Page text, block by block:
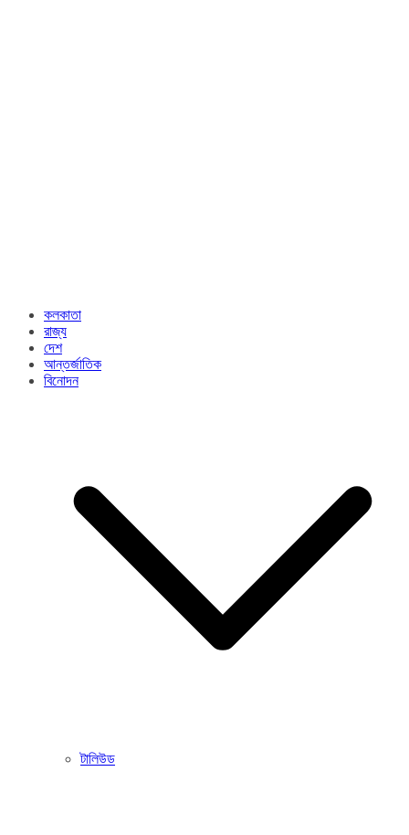
কলকাতা
রাজ্য​
দেশ
আন্তর্জাতিক
বিনোদন
টালিউড